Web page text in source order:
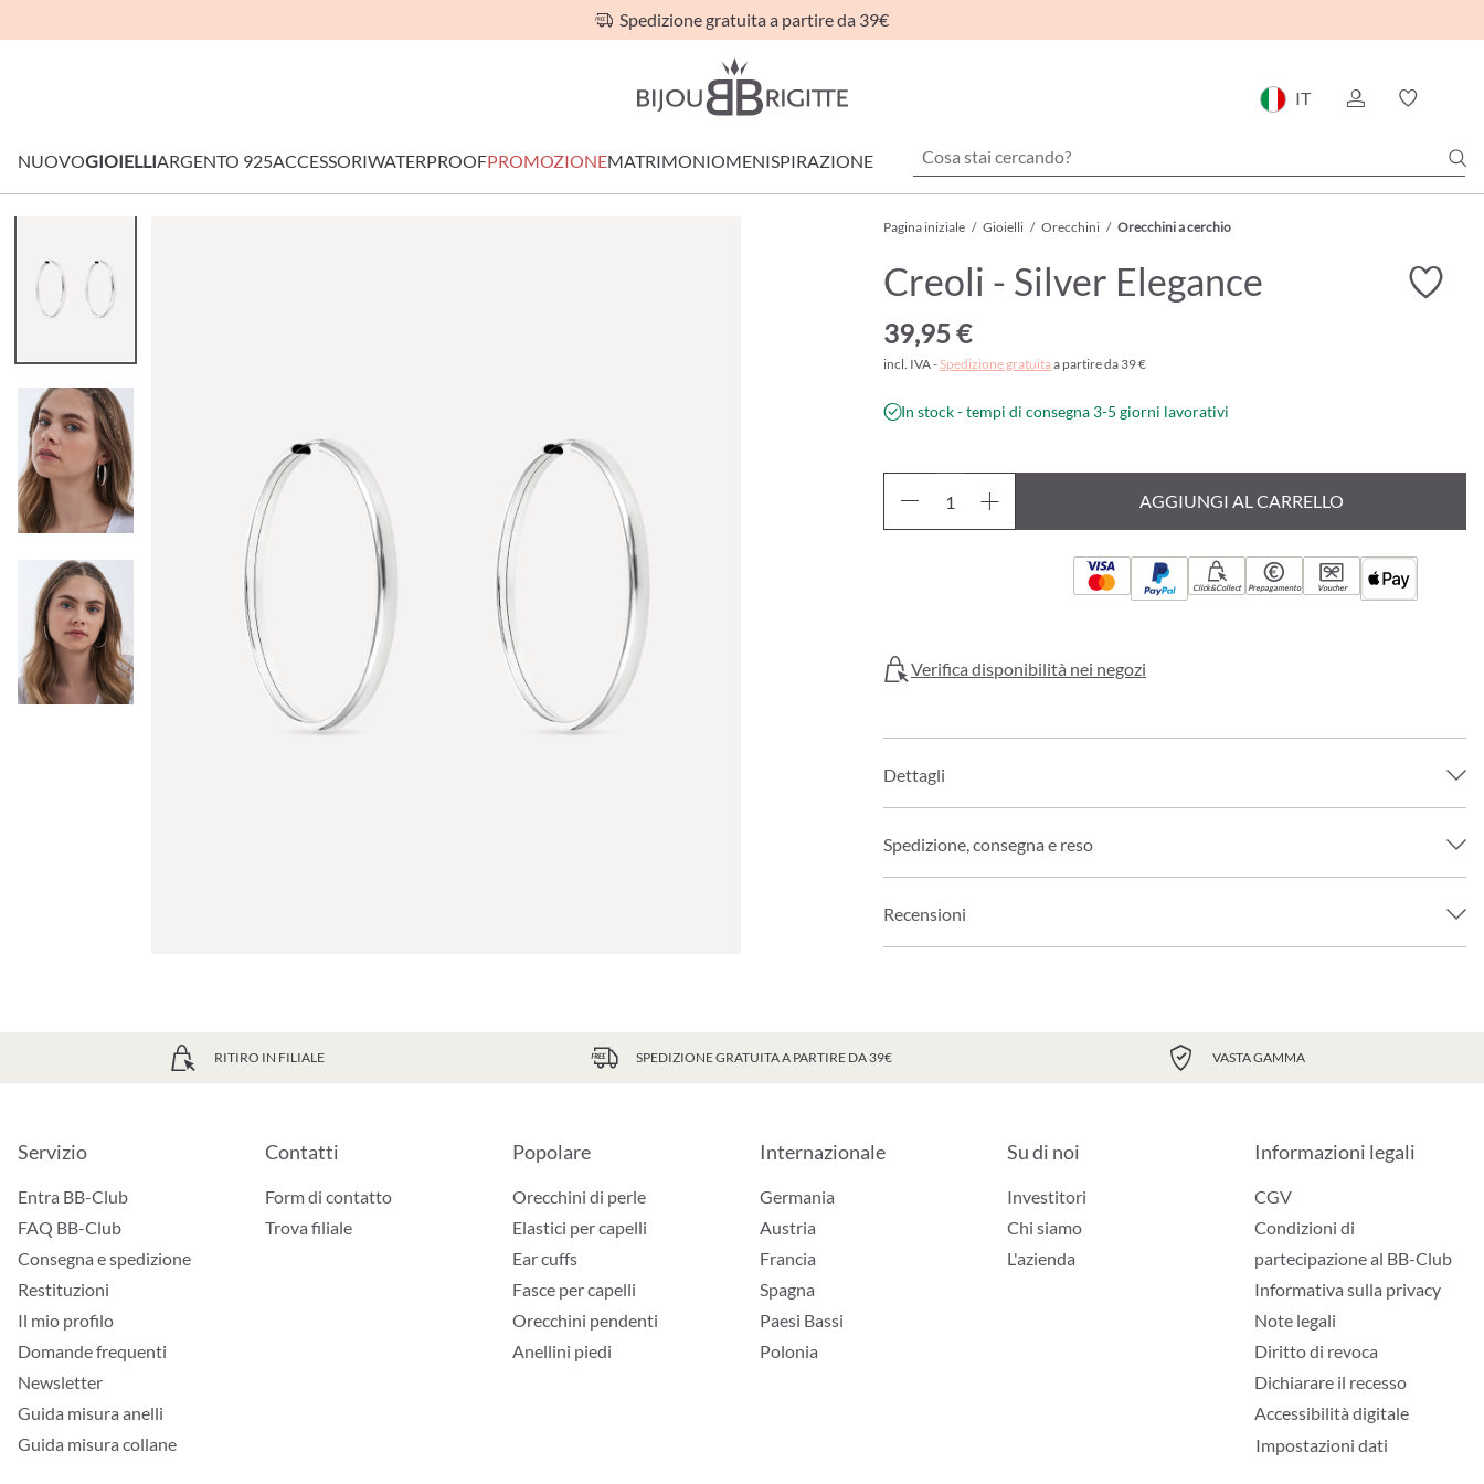
Spedizione gratuita a partire da 39€
IT
NUOVOGIOIELLIARGENTO 925ACCESSORIWATERPROOFPROMOZIONEMATRIMONIOMENISPIRAZIONE
Pagina iniziale / Gioielli / Orecchini / Orecchini a cerchio
Creoli - Silver Elegance
39,95 €
incl. IVA - Spedizione gratuitaa partire da 39 €
In stock - tempi di consegna 3-5 giorni lavorativi
AGGIUNGI AL CARRELLO
Click&Collect Prepagamento Voucher
Verifica disponibilità nei negozi
Dettagli
Spedizione, consegna e reso
Recensioni
RITIRO IN FILIALE SPEDIZIONE GRATUITA A PARTIRE DA 39€ VASTA GAMMA
Servizio
Entra BB-Club
FAQ BB-Club
Consegna e spedizione
Restituzioni
Il mio profilo
Domande frequenti
Newsletter
Guida misura anelli
Guida misura collane
Contatti
Form di contatto
Trova filiale
Popolare
Orecchini di perle
Elastici per capelli
Ear cuffs
Fasce per capelli
Orecchini pendenti
Anellini piedi
Internazionale
Germania
Austria
Francia
Spagna
Paesi Bassi
Polonia
Su di noi
Investitori
Chi siamo
L'azienda
Informazioni legali
CGV
Condizioni di
partecipazione al BB-Club
Informativa sulla privacy
Note legali
Diritto di revoca
Dichiarare il recesso
Accessibilità digitale
Impostazioni dati